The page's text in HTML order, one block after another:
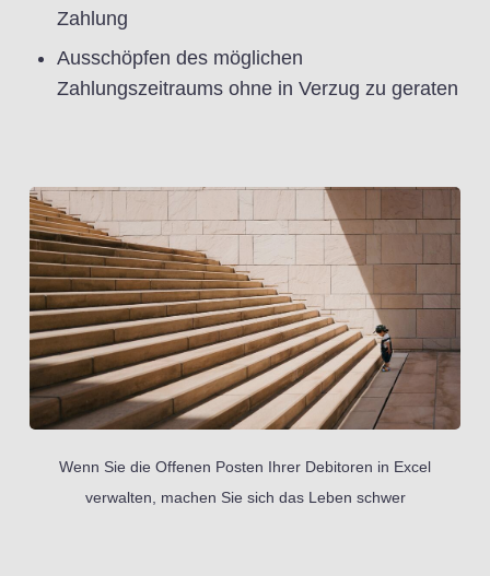
Zahlung
Ausschöpfen des möglichen
Zahlungszeitraums ohne in Verzug zu geraten
Wenn Sie die Offenen Posten Ihrer Debitoren in Excel
verwalten, machen Sie sich das Leben schwer